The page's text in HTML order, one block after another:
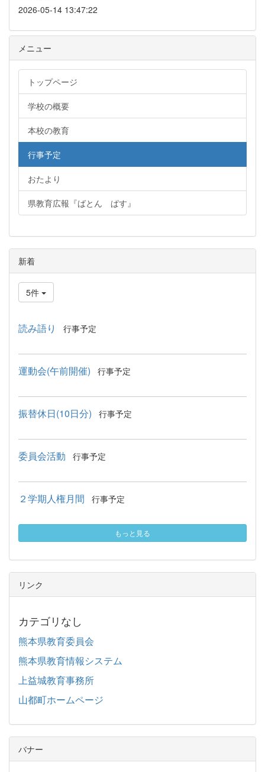
2026-05-14 13:47:22
メニュー
トップページ
学校の概要
本校の教育
行事予定
おたより
県教育広報『ばとん ぱす』
新着
5件
読み語り 行事予定
運動会(午前開催) 行事予定
振替休日(10日分) 行事予定
委員会活動 行事予定
２学期人権月間 行事予定
もっと見る
リンク
カテゴリなし
熊本県教育委員会
熊本県教育情報システム
上益城教育事務所
山都町ホームページ
バナー